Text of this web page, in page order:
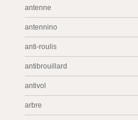
antenne
antennino
anti-roulis
antibrouillard
antivol
arbre